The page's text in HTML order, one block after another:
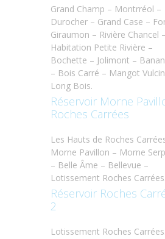
Grand Champ – Montrréol –
Durocher – Grand Case –
Giraumon – Rivière Chancel
Habitation Petite Rivière –
Bochette – Jolimont –
– Bois Carré – Mangot
Long Bois.
Réservoir Morne
Roches Carrées
Les Hauts de Roches
Morne Pavillon – Morne
– Belle Âme – Bellevue –
Lotissement Roches
Réservoir Roches
2
Lotissement Roches